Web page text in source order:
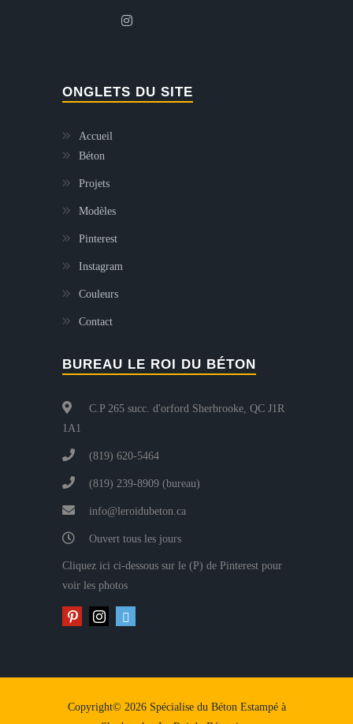
ONGLETS DU SITE
Accueil
Béton
Projets
Modèles
Pinterest
Instagram
Couleurs
Contact
BUREAU LE ROI DU BÉTON
C.P 265 succ. d'orford Sherbrooke, QC J1R
1A1
(819) 620-5464
(819) 239-8909 (bureau)
info@leroidubeton.ca
Ouvert tous les jours
Cliquez ici ci-dessous sur le (P) de Pinterest pour
voir les photos
Copyright© 2026 Spécialise du Béton Estampé à